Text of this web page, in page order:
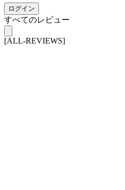
ログイン
すべてのレビュー
[ALL-REVIEWS]